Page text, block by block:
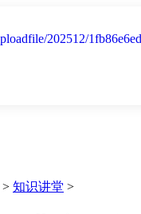
> 知识讲堂 >